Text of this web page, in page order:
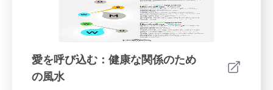
愛を呼び込む：健康な関係のため
の風水